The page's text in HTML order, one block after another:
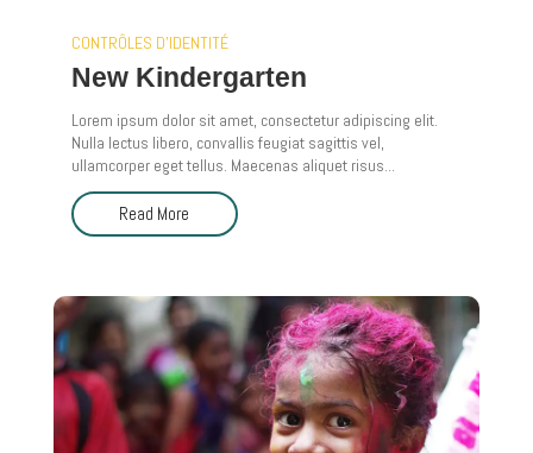
CONTRÔLES D'IDENTITÉ
New Kindergarten
Lorem ipsum dolor sit amet, consectetur adipiscing elit.
Nulla lectus libero, convallis feugiat sagittis vel,
ullamcorper eget tellus. Maecenas aliquet risus...
Read More